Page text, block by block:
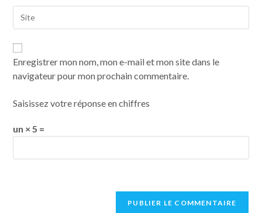
Enregistrer mon nom, mon e-mail et mon site dans le
navigateur pour mon prochain commentaire.
Saisissez votre réponse en chiffres
un × 5 =